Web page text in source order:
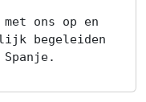
met ons op en
begeleiden